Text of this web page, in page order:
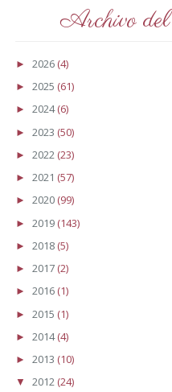
Archivo
► 2026 (4)
► 2025 (61)
► 2024(6)
► 2023 (50)
► 2022 (23)
► 2021 (57)
► 2020 (99)
► 2019 (143)
► 2018 (5)
► 2017 (2)
► 2016 (1)
► 2015 (1)
► 2014(4)
► 2013 (10)
▼ 2012 (24)